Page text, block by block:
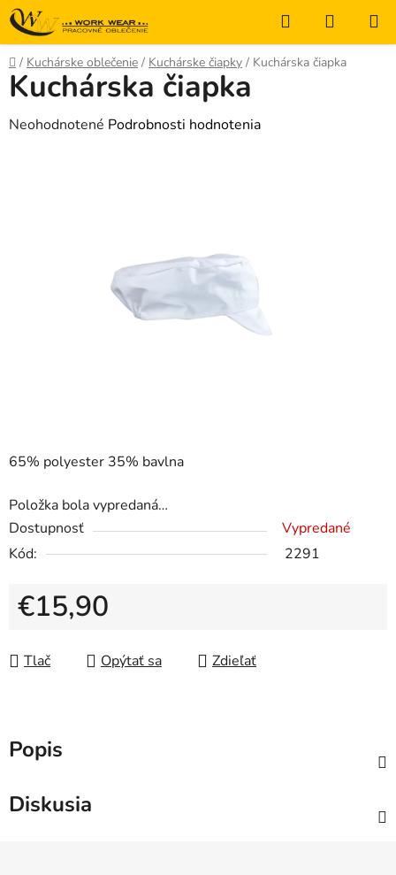
Prejsť
na
obsah
Hľadať
KOŠÍK
Domov
/ Kuchárske oblečenie / Kuchárske čiapky / Kuchárska čiapka
65% polyester 35% bavlna
Položka bola vypredaná…
Dostupnosť
Vypredané
Kód:
2291
€15,90
Tlač
Opýtať sa Zdieľať
Kuchárska čiapka
Priemerné
Neohodnotené Podrobnosti hodnotenia
Popis
Diskusia